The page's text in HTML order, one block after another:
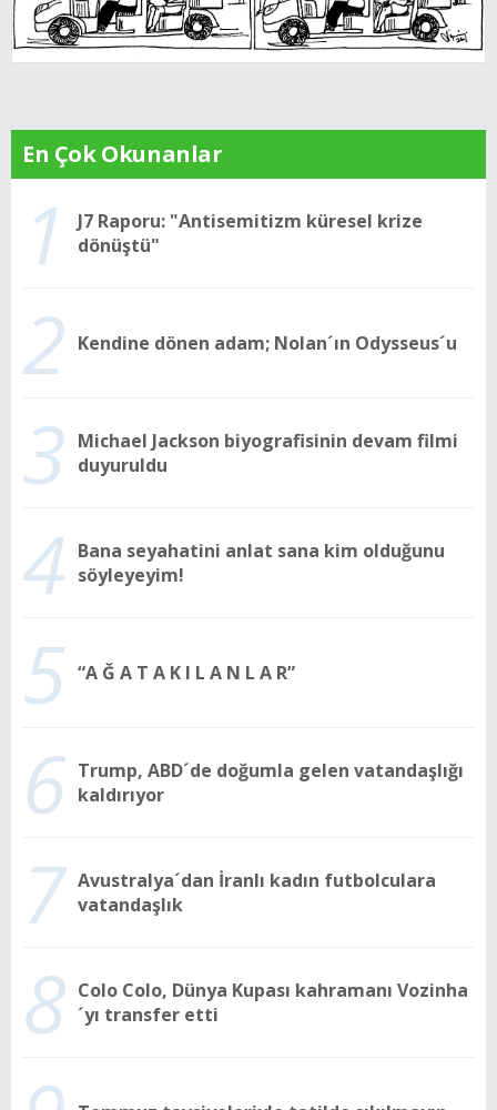
En Çok Okunanlar
1
J7 Raporu: "Antisemitizm küresel krize
dönüştü"
2 Kendine dönen adam; Nolan´ın Odysseus´u
3 Michael Jackson biyografisinin devam filmi
duyuruldu
4 Bana seyahatini anlat sana kim olduğunu
söyleyeyim!
5 “A Ğ A T A K I L A N L A R”
6 Trump, ABD´de doğumla gelen vatandaşlığı
kaldırıyor
7 Avustralya´dan İranlı kadın futbolculara
vatandaşlık
8 Colo Colo, Dünya Kupası kahramanı Vozinha
´yı transfer etti